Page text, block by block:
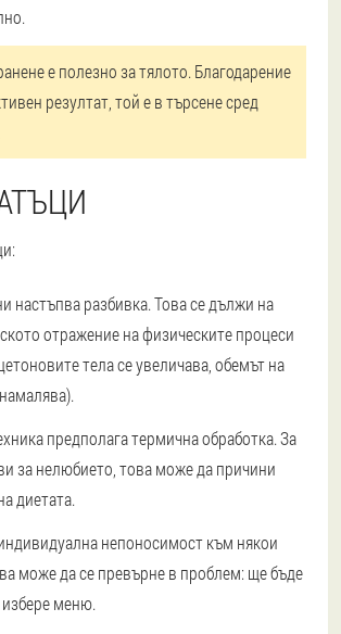
е полезно за тялото. Благодарение
резултат, той е в търсене сред
настъпва разбивка. Това се дължи на
отражение на физическите процеси
тела се увеличава, обемът на
предполага термична обработка. За
за нелюбието, това може да причини
диетата.
непоносимост към някои
може да се превърне в проблем: ще бъде
меню.